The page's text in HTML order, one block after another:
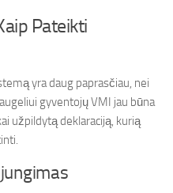
Pateikti
yra daug paprasčiau, nei
gyventojų VMI jau būna
užpildytą deklaraciją, kurią